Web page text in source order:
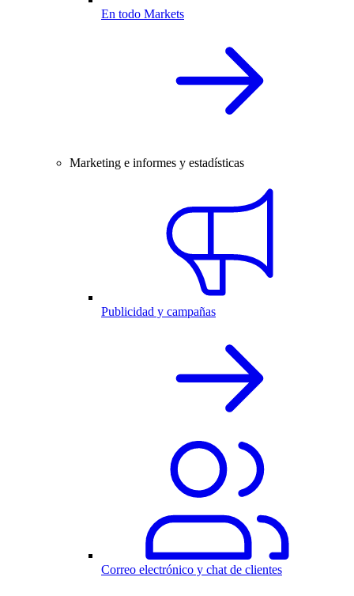
En todo Markets
Marketing e informes y estadísticas
Publicidad y campañas
Correo electrónico y chat de clientes